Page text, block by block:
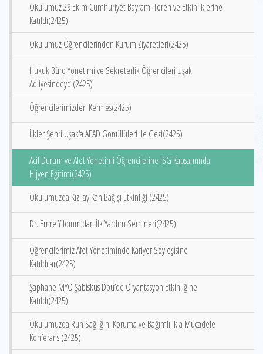
Okulumuz 29 Ekim Cumhuriyet Bayramı Tören ve Etkinliklerine
Katıldı(2425)
Okulumuz Öğrencilerinden Kurum Ziyaretleri(2425)
Hukuk Büro Yönetimi ve Sekreterlik Öğrencileri Uşak
Adliyesindeydi(2425)
Öğrencilerimizden Kermes(2425)
İlkler Şehri Uşak‘a AFAD Gönüllüleri ile Gezi(2425)
Acil Durum ve Afet Yönetimi Öğrencilerine İSG Kapsamında
Hijyen Eğitimi(2425)
Okulumuzda Kızılay Kan Bağışı Etkinliği (2425)
Dr. Emre Yıldırım‘dan İlk Yardım Semineri(2425)
Öğrencilerimiz Afet Yönetiminde Kariyer Söyleşisine
Katıldılar(2425)
Şaphane MYO Şabisküs Dpü’de Oryantasyon Etkinliğine
Katıldı(2425)
Okulumuzda Ruh Sağlığını Koruma ve Bağımlılıkla Mücadele
Konferansı(2425)